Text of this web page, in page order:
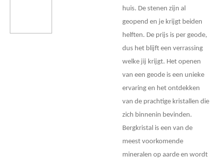
huis. De stenen zijn al
geopend en je krijgt beiden
helften. De prijs is per geode,
dus het blijft een verrassing
welke jij krijgt. Het openen
van een geode is een unieke
ervaring en het ontdekken
van de prachtige kristallen die
zich binnenin bevinden.
Bergkristal is een van de
meest voorkomende
mineralen op aarde en wordt